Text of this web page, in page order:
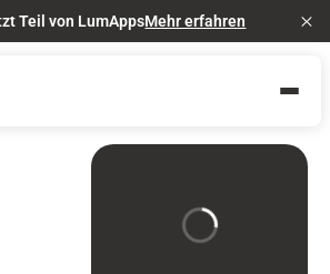
Teil von LumAppsMehr erfahren